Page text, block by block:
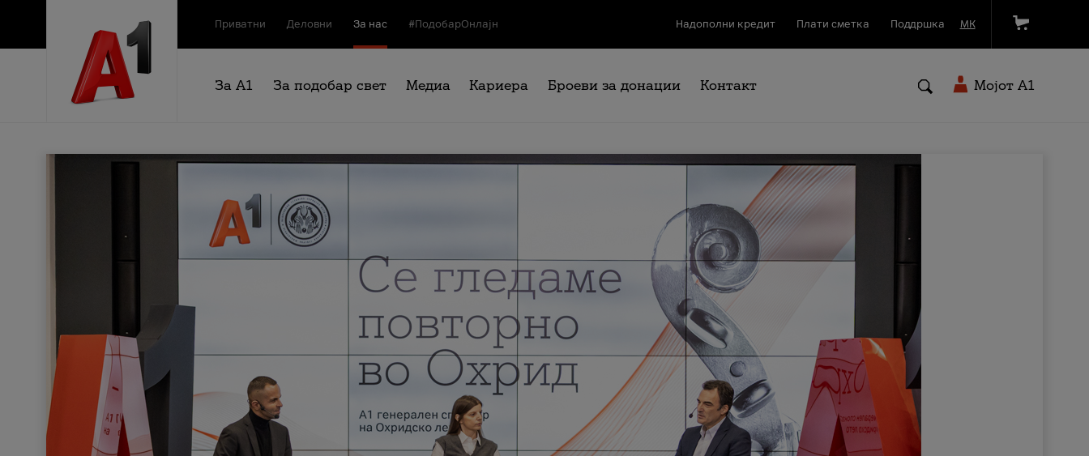
Приватни Деловни За нас #ПодобарОнлајн Надополни кредит Плати сметка Поддршка МК
За А1 За подобар свет Медиа Кариера Броеви за донации Контакт Мојот A1